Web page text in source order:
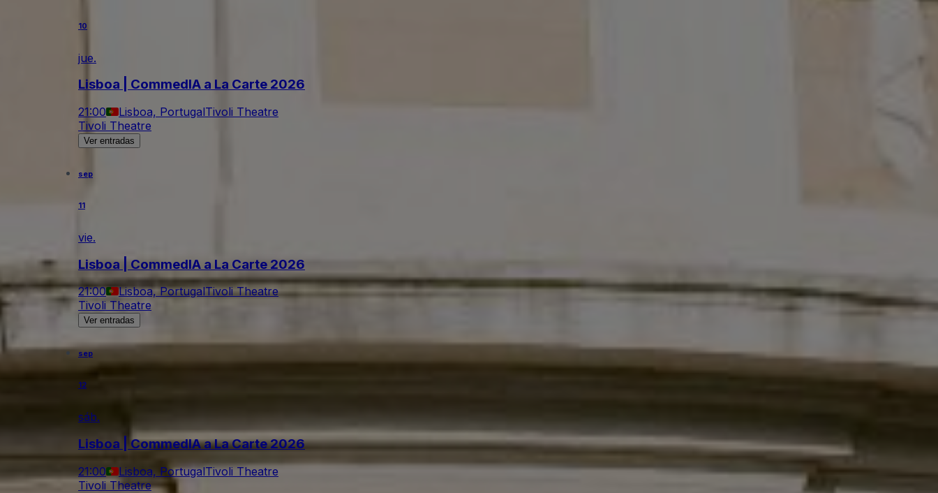
10
jue.
Lisboa | CommedIA a La Carte 2026
21:00 Lisboa, PortugalTivoli Theatre
Tivoli Theatre
Ver entradas
sep
11
vie.
Lisboa | CommedIA a La Carte 2026
21:00 Lisboa, PortugalTivoli Theatre
Tivoli Theatre
Ver entradas
sep
12
sáb.
Lisboa | CommedIA a La Carte 2026
21:00 Lisboa, PortugalTivoli Theatre
Tivoli Theatre